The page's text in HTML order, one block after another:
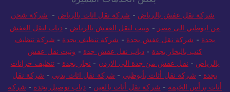
شركة نقل عفش بالرياض - شركة نقل اثاث بالرياض - شركة شحن
من ابوظبي الى مصر - ونيت لنقل العفش بالرياض -دباب لنقل العفش
بجدة - شركة نقل عفش بجدة - شركة تنظيف بجدة - شركة تنظيف
كنب بالبخار بجدة - دباب نقل عفش جدة - ونيت نقل عفش
بالرياض - نقل عفش من جدة الي الاردن - نجار بجدة - تنظيف خزانات
بجدة - شركة نقل أثاث بأبوظبي - شركة نقل اثاث بدبي - شركة نقل
أثاث برأس الخيمة - شركة نقل أثاث بالعين - دباب توصيل بجدة - شركة